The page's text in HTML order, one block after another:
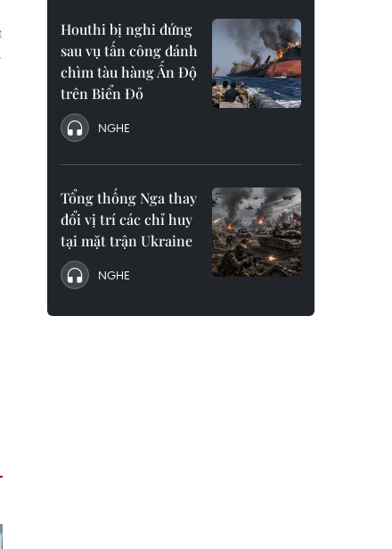
Houthi bị nghi đứng
sau vụ tấn công đánh
chìm tàu hàng Ấn Độ
trên Biển Đỏ
NGHE
Tổng thống Nga thay
đổi vị trí các chỉ huy
tại mặt trận Ukraine
NGHE